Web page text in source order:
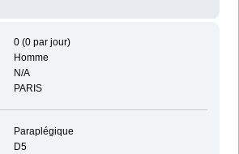
0 (0 par jour)
Homme
N/A
PARIS
Paraplégique
D5